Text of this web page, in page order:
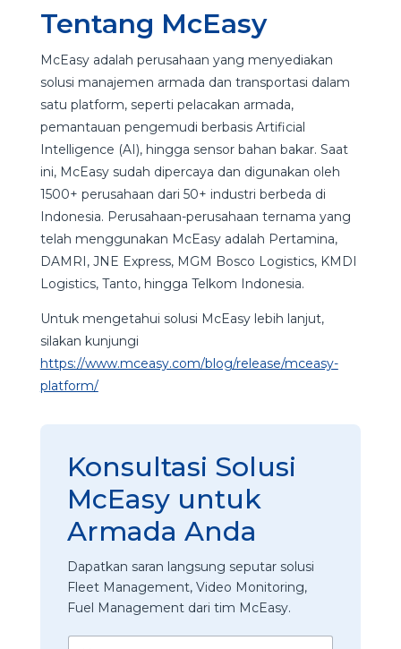
Tentang McEasy
McEasy adalah perusahaan yang menyediakan
solusi manajemen armada dan transportasi dalam
satu platform, seperti pelacakan armada,
pemantauan pengemudi berbasis Artificial
Intelligence (AI), hingga sensor bahan bakar. Saat
ini, McEasy sudah dipercaya dan digunakan oleh
1500+ perusahaan dari 50+ industri berbeda di
Indonesia. Perusahaan-perusahaan ternama yang
telah menggunakan McEasy adalah Pertamina,
DAMRI, JNE Express, MGM Bosco Logistics, KMDI
Logistics, Tanto, hingga Telkom Indonesia.
Untuk mengetahui solusi McEasy lebih lanjut,
silakan kunjungi
https://www.mceasy.com/blog/release/mceasy-
platform/
Konsultasi Solusi
McEasy untuk
Armada Anda
Dapatkan saran langsung seputar solusi
Fleet Management, Video Monitoring,
Fuel Management dari tim McEasy.
N